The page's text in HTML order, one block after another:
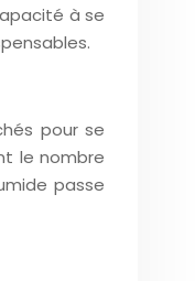
à se
pour se
le nombre
passe